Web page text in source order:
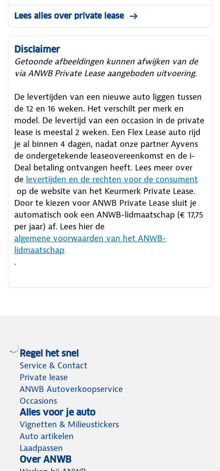
Lees alles over private lease
Disclaimer
Getoonde afbeeldingen kunnen afwijken van de
via ANWB Private Lease aangeboden uitvoering.
De levertijden van een nieuwe auto liggen tussen
de 12 en 16 weken. Het verschilt per merk en
model. De levertijd van een occasion in de private
lease is meestal 2 weken. Een Flex Lease auto rijd
je al binnen 4 dagen, nadat onze partner Ayvens
de ondergetekende leaseovereenkomst en de i-
Deal betaling ontvangen heeft. Lees meer over
de levertijden en de rechten voor de consument
op de website van het Keurmerk Private Lease.
Door te kiezen voor ANWB Private Lease sluit je
automatisch ook een ANWB-lidmaatschap (€ 17,75
per jaar) af. Lees hier de
algemene voorwaarden van het ANWB-
lidmaatschap
.
Regel het snel
Service & Contact
Private lease
ANWB Autoverkoopservice
Occasions
Alles voor je auto
Vignetten & Milieustickers
Auto artikelen
Laadpassen
Over ANWB